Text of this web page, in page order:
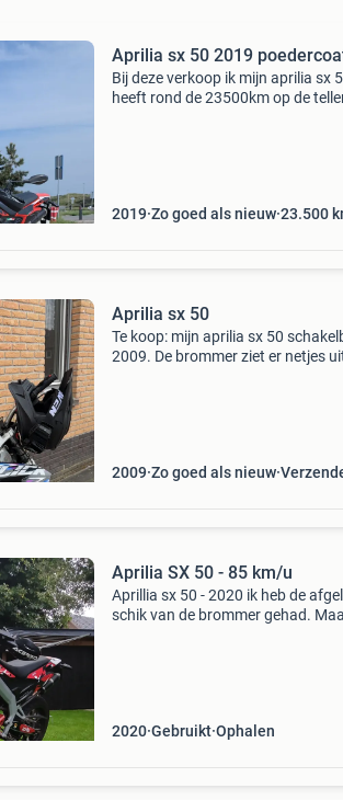
Aprilia sx 50 2019
Bij deze verkoop ik mijn aprilia sx
heeft rond de 23500km op de
2019 Zo goed als nieuw 23.500
Aprilia sx 50
Te koop: mijn aprilia sx 50
2009. De brommer ziet er netjes
2009 Zo goed als nieuw
Aprilia SX 50 - 85 km/u
Aprillia sx 50 - 2020 ik heb de
schik van de brommer gehad.
2020 Gebruikt Ophalen